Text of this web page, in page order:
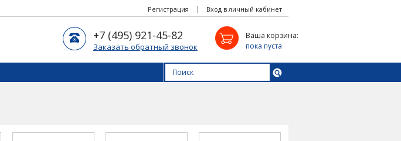
Вход в личный кабинет
Регистрация
Ваша корзина:
пока пуста
+7 (495) 921-45-82
Заказать обратный звонок